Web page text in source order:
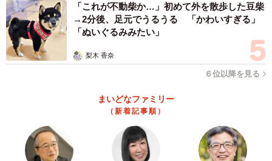
『ぼくらのふしだら』SNS大バズリのポスター
「これが不動柴か…」初めて外を散歩した豆柴
→2分後、足元でうるうる 「かわいすぎる」
「ぬいぐるみみたい」
梨木 香奈
６位以降を見る
まいどなファミリー
（新着記事順）